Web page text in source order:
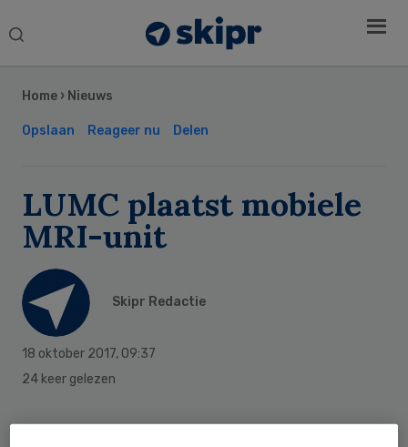
Search
Home › Nieuws
Opslaan Reageer nu Delen
LUMC plaatst mobiele
MRI-unit
Skipr Redactie
18 oktober 2017, 09:37
24 keer gelezen
Sidebar